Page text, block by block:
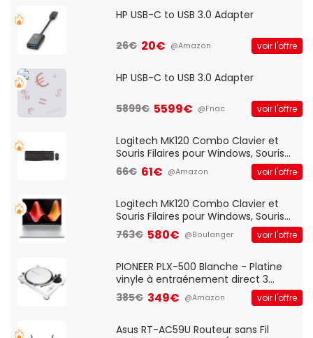
HP USB-C to USB 3.0 Adapter
26€ 20€ @Amazon voir l'offre
HP USB-C to USB 3.0 Adapter
5899€ 5599€ @Fnac voir l'offre
Logitech MK120 Combo Clavier et
Souris Filaires pour Windows, Souris
Optique Filaire, Connexion USB Plug
And Play, Confortable, Taille
QWERTY UK - Noir
66€ 61€ @Amazon voir l'offre
Logitech MK120 Combo Clavier et
Souris Filaires pour Windows, Souris
Optique Filaire, Connexion USB Plug
And Play, Confortable, Taille
QWERTY UK - Noir
763€ 580€ @Boulanger voir l'offre
PIONEER PLX-500 Blanche - Platine
vinyle à entraénement direct 3
vitesses (33-45-78 trs/min) avec
pre-ampli intégré et port USB
385€ 349€ @Amazon voir l'offre
Asus RT-AC59U Routeur sans Fil